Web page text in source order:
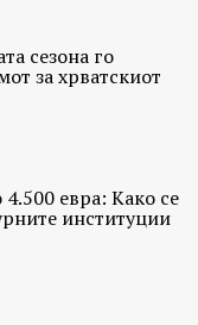
сезона го
за хрватскиот
евра: Како се
институции